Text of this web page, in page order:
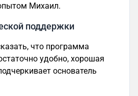
Михаил.
поддержки
что программа
удобно, хорошая
основатель